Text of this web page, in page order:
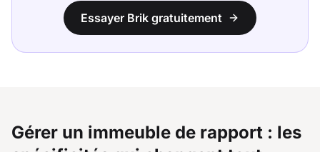
Essayer Brik gratuitement
Gérer un immeuble de rapport : les